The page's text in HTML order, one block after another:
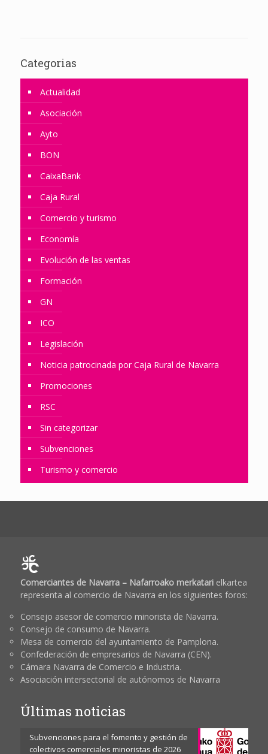
Categorias
Actualidad
Asociación
Ayto
BON
CaixaBank
Caja Rural
Comercio y turismo
Economía
Evolución de las ventas
Formación
GN
ICO
Legislación
Noticia patrocinada por Caja Rural de Navarra
Promociones
RSC
Sin categorizar
Subvenciones
Turismo y comercio
Comerciantes de Navarra – Nafarroako merkatarielkartea
representa al comercio de Navarra en los siguientes foros:
Consejo asesor de comercio minorista de Navarra.
Consejo de consumo de Navarra.
Mesa de comercio del ayuntamiento de Pamplona.
Confederación de empresarios de Navarra (CEN).
Cámara Navarra de Comercio e Industria.
Asociación intersectorial de autónomos de Navarra
Últimas noticias
Subvenciones para el fomento y gestión de
colectivos comerciales minoristas de 2026